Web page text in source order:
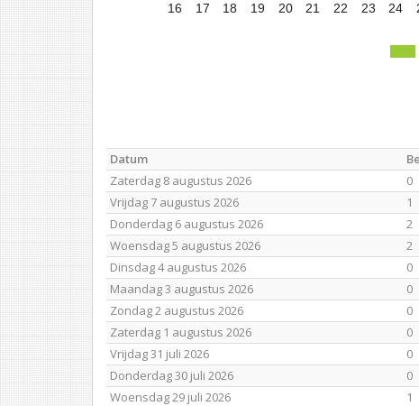
16 17 18 19 20 21 22 23 24
Datum
Zaterdag 8 augustus 2026
0
Vrijdag 7 augustus 2026
1
Donderdag 6 augustus 2026
2
Woensdag 5 augustus 2026
2
Dinsdag 4 augustus 2026
0
Maandag 3 augustus 2026
0
Zondag 2 augustus 2026
0
Zaterdag 1 augustus 2026
0
Vrijdag 31 juli 2026
0
Donderdag 30 juli 2026
0
Woensdag 29 juli 2026
1